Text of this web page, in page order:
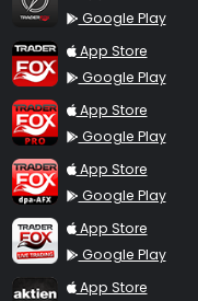
Google Play
TraderFox App
App Store
Google Play
TraderFox Pro
App Store
Google Play
TraderFox dpa-AFX
App Store
Google Play
TraderFox Live Trading
App Store
Google Play
TraderFox aktien Magazin
App Store